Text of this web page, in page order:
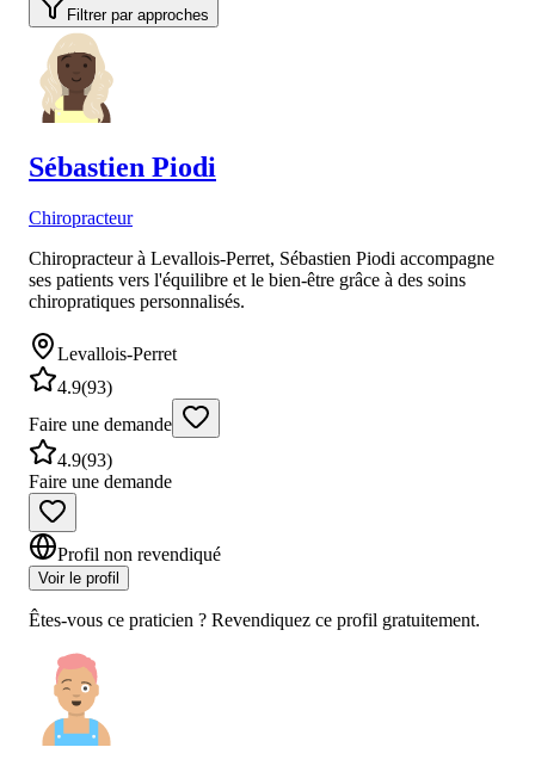
Filtrer par approches
Sébastien Piodi
Chiropracteur
Chiropracteur à Levallois-Perret, Sébastien Piodi accompagne
ses patients vers l'équilibre et le bien-être grâce à des soins
chiropratiques personnalisés.
Levallois-Perret
4.9(93)
Faire une demande
4.9(93)
Faire une demande
Profil non revendiqué
Voir le profil
Êtes-vous ce praticien ? Revendiquez ce profil gratuitement.